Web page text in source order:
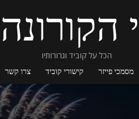
הכל על קוביד וגרורותיו
מסמכי פייזר קישורי קוביד צרו קשר